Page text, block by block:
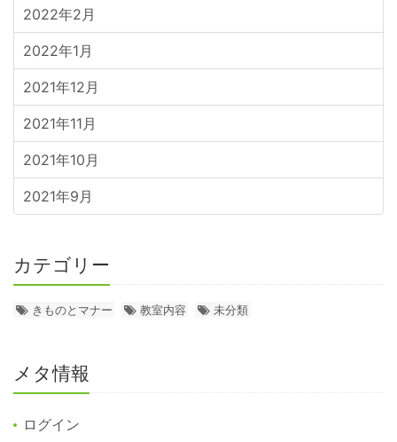
2022年2月
2022年1月
2021年12月
2021年11月
2021年10月
2021年9月
カテゴリー
きものとマナー 教室内容 未分類
メタ情報
ログイン